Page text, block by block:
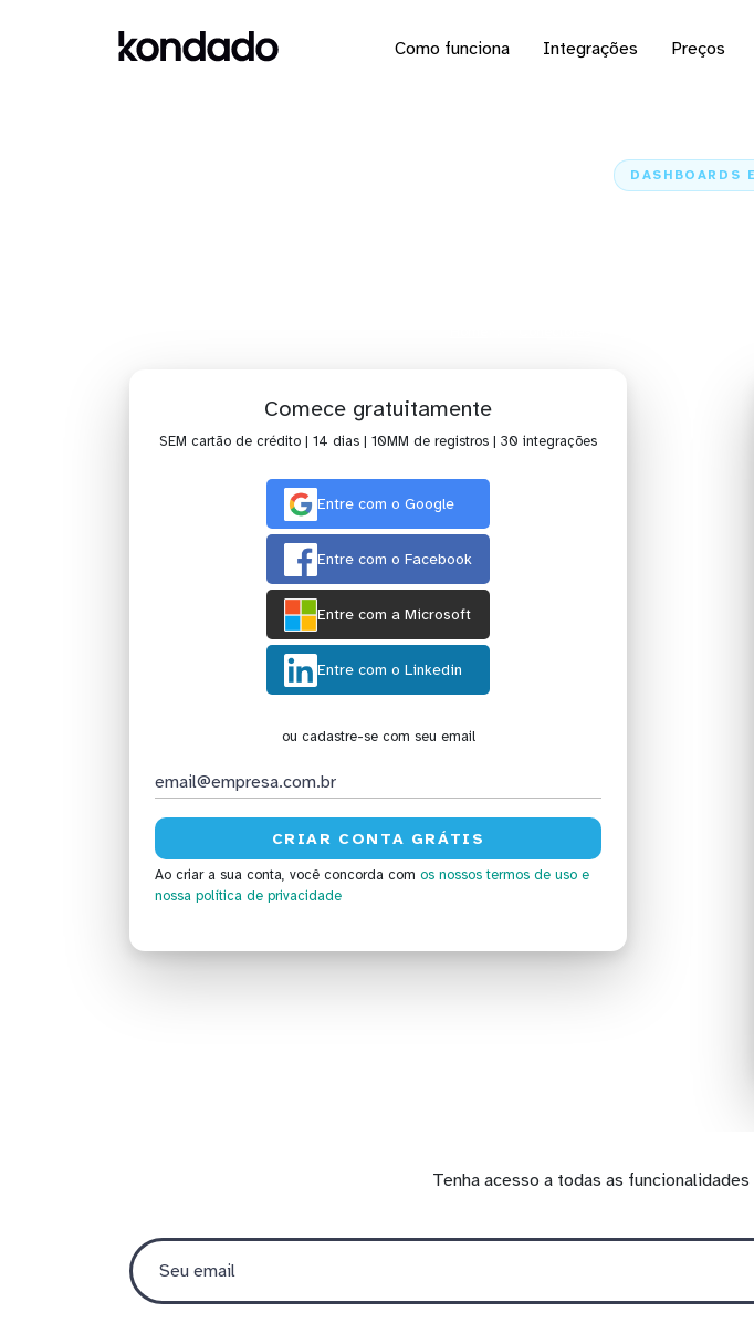
Como funciona Integrações Preços
DASHBOARDS
Comece gratuitamente
SEM cartão de crédito | 14 dias | 10MM de registros | 30 integrações
Entre com o Google
Entre com o Facebook
Entre com a Microsoft
Entre com o Linkedin
ou cadastre-se com seu email
Ao criar a sua conta, você concorda com os nossos termos de uso e
nossa política de privacidade
Tenha acesso a todas as